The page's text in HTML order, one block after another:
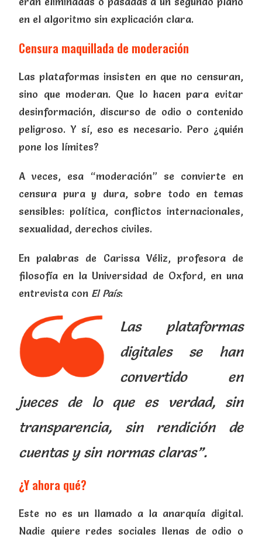
en el algoritmo sin explicación clara.
Censura maquillada de moderación
Las plataformas insisten en que no censuran,
sino que moderan. Que lo hacen para evitar
desinformación, discurso de odio o contenido
peligroso. Y sí, eso es necesario. Pero ¿quién
pone los límites?
A veces, esa “moderación” se convierte en
censura pura y dura, sobre todo en temas
sensibles: política, conflictos internacionales,
sexualidad, derechos civiles.
En palabras de Carissa Véliz, profesora de
filosofía en la Universidad de Oxford, en una
entrevista con El País:
Las plataformas
digitales se han
convertido en
jueces de lo que es verdad, sin
transparencia, sin rendición de
cuentas y sin normas claras”.
¿Y ahora qué?
Este no es un llamado a la anarquía digital.
Nadie quiere redes sociales llenas de odio o